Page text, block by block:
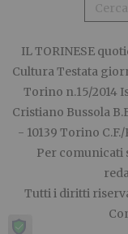
IL TORINESE
Cultura Testata
Torino n.15/2014
Cristiano Bussola
- 10139 Torino C.F./
Per comunicati
Tutti i diritti